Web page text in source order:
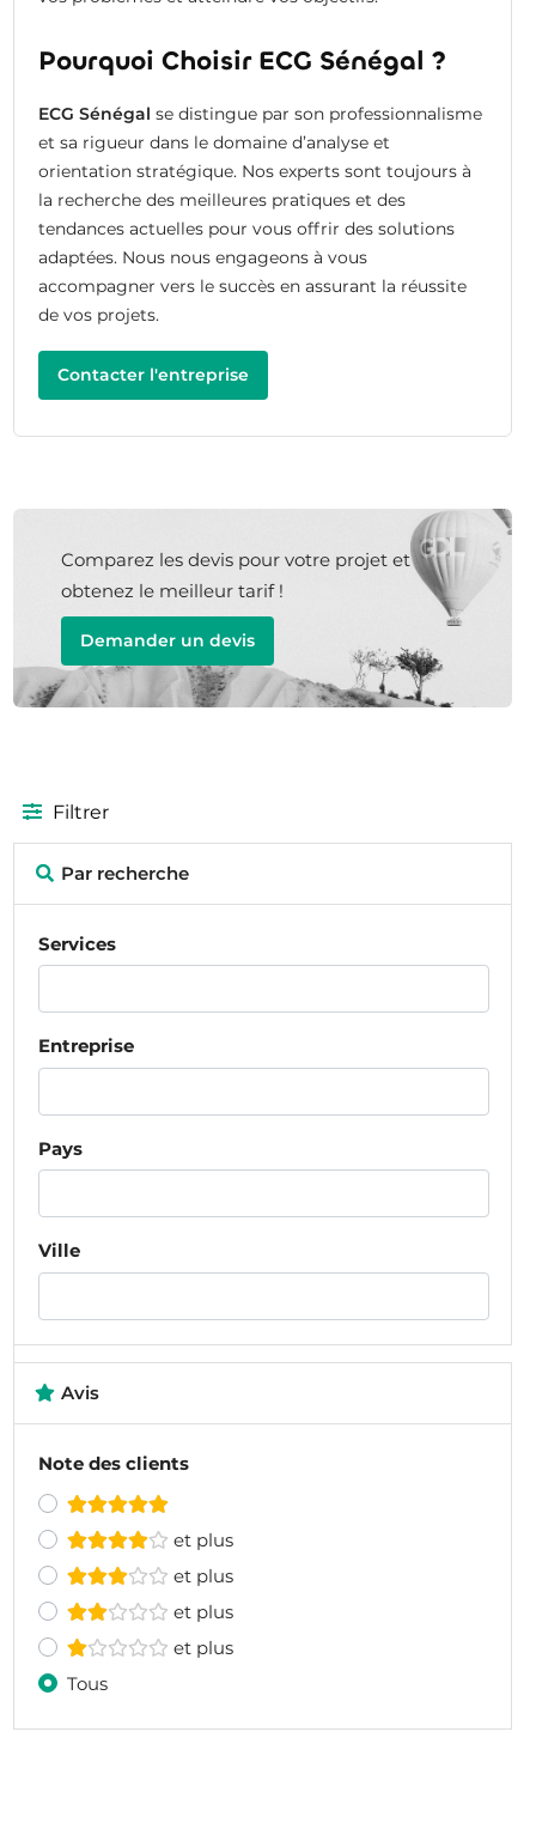
Pourquoi Choisir ECG Sénégal ?
ECG Sénégal se distingue par son professionnalisme
et sa rigueur dans le domaine d’analyse et
orientation stratégique. Nos experts sont toujours à
la recherche des meilleures pratiques et des
tendances actuelles pour vous offrir des solutions
adaptées. Nous nous engageons à vous
accompagner vers le succès en assurant la réussite
de vos projets.
Contacter l'entreprise
Comparez les devis pour votre projet et
obtenez le meilleur tarif !
Demander un devis
Filtrer
Par recherche
Services
Entreprise
Pays
Ville
Avis
Note des clients
et plus
et plus
et plus
et plus
Tous